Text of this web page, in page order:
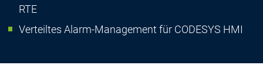
RTE
Verteiltes Alarm-Management für CODESYS HMI